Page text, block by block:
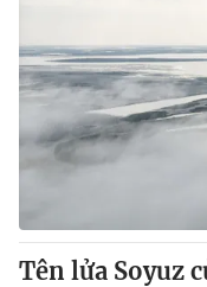
Theo dõi báo trên
Cơ quan chủ quản:Đài
Cơ quan báo chí:
Giấy phép hoạt động
Tổng Biên tập:Vũ
Phó Tổng Biên tập:
Tên lửa Soyuz